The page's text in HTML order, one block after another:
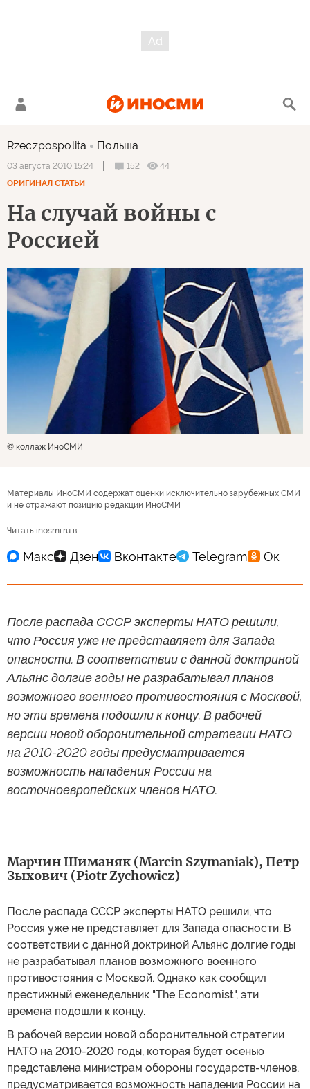
Rzeczpospolita Польша
03 августа 2010 15:24 152
44
ОРИГИНАЛ СТАТЬИ
На случай войны с
Россией
© коллаж ИноСМИ
Материалы ИноСМИ содержат оценки исключительно зарубежных СМИ
и не отражают позицию редакции ИноСМИ
Читать inosmi.ru в
После распада СССР эксперты НАТО решили,
что Россия уже не представляет для Запада
опасности. В соответствии с данной доктриной
Альянс долгие годы не разрабатывал планов
возможного военного противостояния с Москвой,
но эти времена подошли к концу. В рабочей
версии новой оборонительной стратегии НАТО
на 2010-2020 годы предусматривается
возможность нападения России на
восточноевропейских членов НАТО.
Марчин Шиманяк (Marcin Szymaniak), Петр
Зыхович (Piotr Zychowicz)
После распада СССР эксперты НАТО решили, что
Россия уже не представляет для Запада опасности. В
соответствии с данной доктриной Альянс долгие годы
не разрабатывал планов возможного военного
противостояния с Москвой. Однако как сообщил
престижный еженедельник "The Economist", эти
времена подошли к концу.
В рабочей версии новой оборонительной стратегии
НАТО на 2010-2020 годы, которая будет осенью
представлена министрам обороны государств-членов,
предусматривается возможность нападения России на